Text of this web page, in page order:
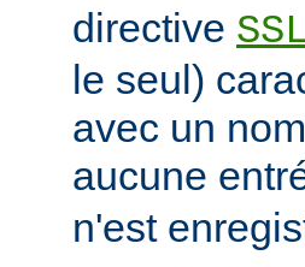
directive
le seul)
avec un
aucune
n'est